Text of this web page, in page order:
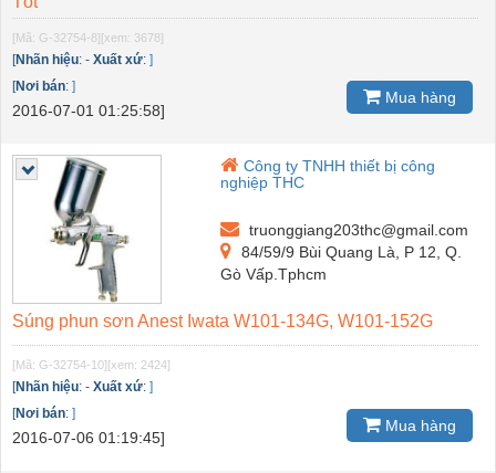
[Mã: G-32754-8] [xem: 3678]
[Nhãn hiệu: - Xuất xứ: ]
[Nơi bán: ]
2016-07-01 01:25:58]
Mua hàng
Công ty TNHH thiết bị công
nghiệp THC
truonggiang203thc@gmail.com
84/59/9 Bùi Quang Là, P 12, Q.
Gò Vấp.Tphcm
Súng phun sơn Anest Iwata W101-134G, W101-152G
[Mã: G-32754-10] [xem: 2424]
[Nhãn hiệu: - Xuất xứ: ]
[Nơi bán: ]
2016-07-06 01:19:45]
Mua hàng